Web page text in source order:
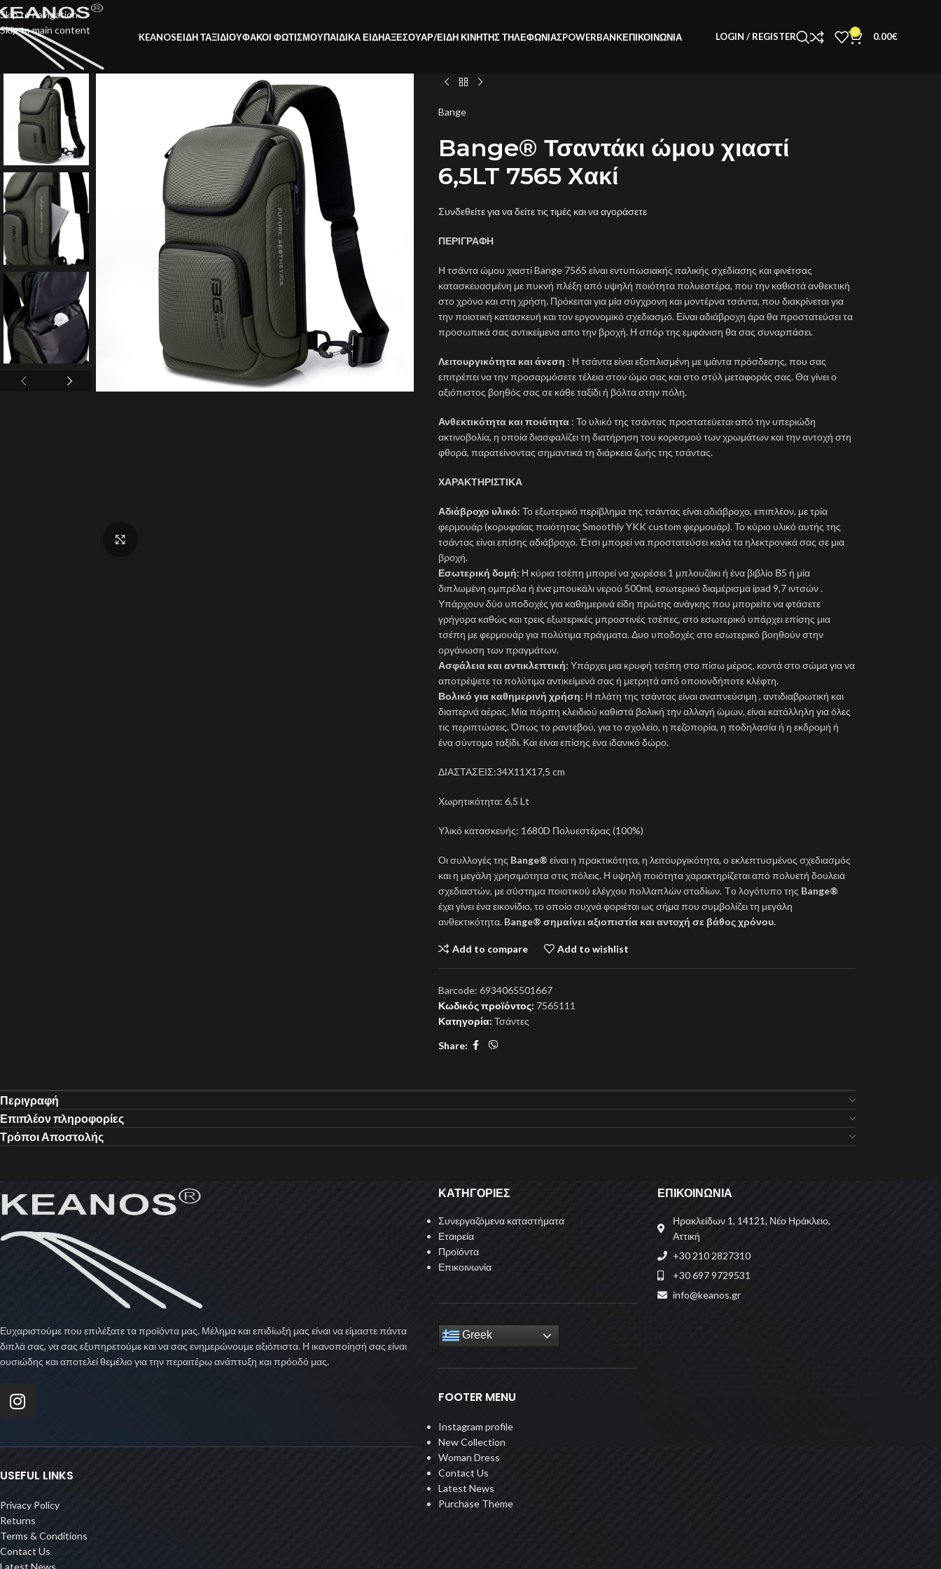
Skip to navigation
Skip to main content
KEANOSΕΙΔΗ ΤΑΞΙΔΙΟΥΦΑΚΟΙ ΦΩΤΙΣΜΟΥΠΑΙΔΙΚΑ ΕΙΔΗΑΞΕΣΟΥΑΡ/ΕΙΔΗ ΚΙΝΗΤΗΣ ΤΗΛΕΦΩΝΙΑΣPOWERBANKΕΠΙΚΟΙΝΩΝΊΑ LOGIN / REGISTER 0 0.00€
Bange
Bange® Τσαντάκι ώμου χιαστί
6,5LT 7565 Χακί
Συνδεθείτε για να δείτε τις τιμές και να αγοράσετε
ΠΕΡΙΓΡΑΦΗ
Η τσάντα ώμου χιαστί Bange 7565 είναι εντυπωσιακής ιταλικής σχεδίασης και φινέτσας
κατασκευασμένη με πυκνή πλέξη από υψηλή ποιότητα πολυεστέρα, που την καθιστά ανθεκτική
στο χρόνο και στη χρήση. Πρόκειται για μία σύγχρονη και μοντέρνα τσάντα, που διακρίνεται για
την ποιοτική κατασκευή και τον εργονομικό σχεδιασμό. Είναι αδιάβροχη άρα θα προστατεύσει τα
προσωπικά σας αντικείμενα απο την βροχή. Η σπόρ της εμφάνιση θα σας συναρπάσει.
Λειτουργικότητα και άνεση : Η τσάντα είναι εξοπλισμένη με ιμάντα πρόσδεσης, που σας
επιτρέπει να την προσαρμόσετε τέλεια στον ώμο σας και στο στύλ μεταφοράς σας. Θα γίνει ο
αξιόπιστος βοηθός σας σε κάθε ταξίδι ή βόλτα στην πόλη.
Ανθεκτικότητα και ποιότητα: Το υλικό της τσάντας προστατεύεται από την υπεριώδη
ακτινοβολία, η οποία διασφαλίζει τη διατήρηση του κορεσμού των χρωμάτων και την αντοχή στη
φθορά, παρατείνοντας σημαντικά τη διάρκεια ζωής της τσάντας.
ΧΑΡΑΚΤΗΡΙΣΤΙΚΑ
Αδιάβροχο υλικό: Το εξωτερικό περίβλημα της τσάντας είναι αδιάβροχο, επιπλέον, με τρία
φερμουάρ (κορυφαίας ποιότητας Smoothly YKK custom φερμουάρ). Το κύριο υλικό αυτής της
τσάντας είναι επίσης αδιάβροχο. Έτσι μπορεί να προστατεύσει καλά τα ηλεκτρονικά σας σε μια
βροχή.
Εσωτερική δομή: Η κύρια τσέπη μπορεί να χωρέσει 1 μπλουζάκι ή ένα βιβλίο Β5 ή μία
διπλωμένη ομπρέλα ή ένα μπουκάλι νερού 500ml, εσωτερικό διαμέρισμα ipad 9,7 ιντσών .
Υπάρχουν δύο υποδοχές για καθημερινά είδη πρώτης ανάγκης που μπορείτε να φτάσετε
γρήγορα καθώς και τρεις εξωτερικές μπροστινές τσέπες, στο εσωτερικό υπάρχει επίσης μια
τσέπη με φερμουάρ για πολύτιμα πράγματα. Δυο υποδοχές στο εσωτερικό βοηθούν στην
οργάνωση των πραγμάτων.
Ασφάλεια και αντικλεπτική: Υπάρχει μια κρυφή τσέπη στο πίσω μέρος, κοντά στο σώμα για να
αποτρέψετε τα πολύτιμα αντικείμενά σας ή μετρητά από οποιονδήποτε κλέφτη.
Βολικό για καθημερινή χρήση: Η πλάτη της τσάντας είναι αναπνεύσιμη , αντιδιαβρωτική και
διαπερνά αέρας. Μία πόρπη κλειδιού καθιστά βολική την αλλαγή ώμων, είναι κατάλληλη για όλες
τις περιπτώσεις. Όπως το ραντεβού, για το σχολείο, η πεζοπορία, η ποδηλασία ή η εκδρομή ή
ένα σύντομο ταξίδι. Και είναι επίσης ένα ιδανικό δώρο.
ΔΙΑΣΤΑΣΕΙΣ:34Χ11Χ17,5 cm
Χωρητικότητα: 6,5 Lt
Υλικό κατασκευής: 1680D Πολυεστέρας (100%)
Οι συλλογές της Bange® είναι η πρακτικότητα, η λειτουργικότητα, ο εκλεπτυσμένος σχεδιασμός
και η μεγάλη χρησιμότητα στις πόλεις. Η υψηλή ποιότητα χαρακτηρίζεται από πολυετή δουλειά
σχεδιαστών, με σύστημα ποιοτικού ελέγχου πολλαπλών σταδίων. Tο λογότυπο της Bange®
έχει γίνει ένα εικονίδιο, το οποίο συχνά φοριέται ως σήμα που συμβολίζει τη μεγάλη
ανθεκτικότητα. Bange® σημαίνει αξιοπιστία και αντοχή σε βάθος χρόνου.
Add to compare Add to wishlist
Barcode: 6934065501667
Κωδικός προϊόντος: 7565111
Κατηγορία: Τσάντες
Share:
Περιγραφή
Επιπλέον πληροφορίες
Τρόποι Αποστολής
Ευχαριστούμε που επιλέξατε τα προϊόντα μας. Μέλημα και επιδίωξή μας είναι να είμαστε πάντα
διπλά σας, να σας εξυπηρετούμε και να σας ενημερώνουμε αξιόπιστα. Η ικανοποίησή σας είναι
ουσιώδης και αποτελεί θεμέλιο για την περαιτέρω ανάπτυξη και πρόοδό μας.
USEFUL LINKS
Privacy Policy
Returns
Terms & Conditions
Contact Us
Latest News
ΚΑΤΗΓΟΡΙΕΣ
Συνεργαζόμενα καταστήματα
Εταιρεία
Προϊόντα
Επικοινωνία
Greek
FOOTER MENU
Instagram profile
New Collection
Woman Dress
Contact Us
Latest News
Purchase Theme
ΕΠΙΚΟΙΝΩΝΙΑ
Ηρακλείδων 1, 14121, Νέο Ηράκλειο,
Αττική
+30 210 2827310
+30 697 9729531
info@keanos.gr